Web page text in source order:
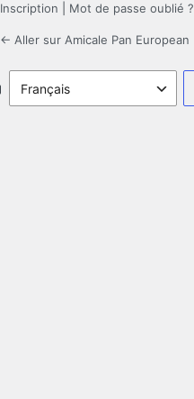
Inscription Mot de passe oublié ?
← Aller sur Amicale Pan European
Langue